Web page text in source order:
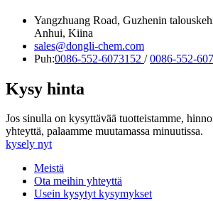
Yangzhuang Road, Guzhenin
Anhui, Kiina
sales@dongli-chem.com
Puh:0086-552-6073152 /0086-552-
Kysy hinta
Jos sinulla on kysyttävää tuotteistamme,
yhteyttä, palaamme muutamassa minuutissa.
kysely nyt
Meistä
Ota meihin yhteyttä
Usein kysytyt kysymykset